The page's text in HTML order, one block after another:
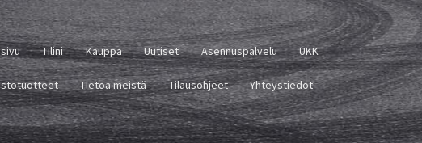
Tilini Kauppa Uutiset Asennuspalvelu UKK
Tietoa meistä Tilausohjeet Yhteystiedot